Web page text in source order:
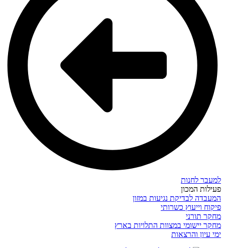
למעבר לחנות
פעילות המכון
המעבדה לבדיקת נגיעות במזון
פיקוח וייעוץ כשרותי
מחקר תורני
מחקר יישומי במצוות התלויות בארץ
ימי עיון והרצאות